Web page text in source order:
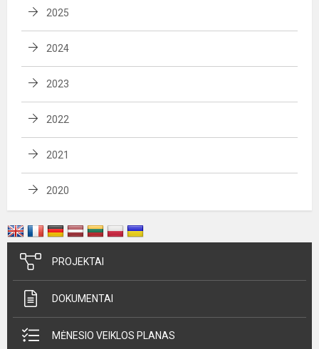
2025
2024
2023
2022
2021
2020
PROJEKTAI
DOKUMENTAI
MĖNESIO VEIKLOS PLANAS